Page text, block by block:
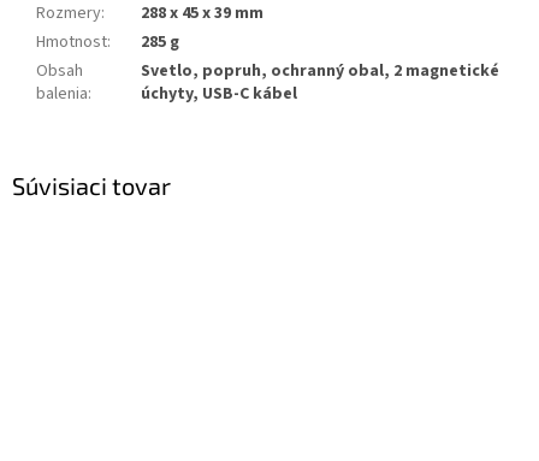
Súvisiaci tovar
Rozmery:
288 x 45 x 39 mm
Hmotnost:
285 g
Obsah
balenia:
Svetlo, popruh, ochranný obal, 2 magnetické
úchyty, USB-C kábel